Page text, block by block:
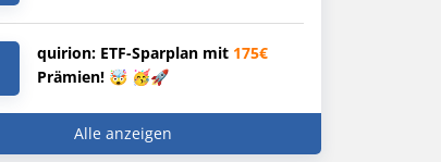
quirion: ETF-Sparplan mit 175€
Prämien! 🤯 🥳🚀
Alle anzeigen